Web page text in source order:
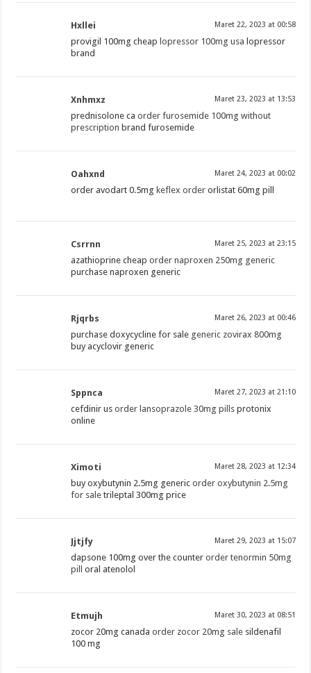
Hxllei Maret 22, 2023 at 00:58
provigil 100mg cheap lopressor 100mg usa lopressor
brand
Xnhmxz Maret 23, 2023 at 13:53
prednisolone caorder furosemide 100mg without
prescription brand furosemide
Oahxnd Maret 24, 2023 at 00:02
order avodart 0.5mg keflex order orlistat 60mg pill
Csrrnn Maret 25, 2023 at 23:15
azathioprine cheaporder naproxen 250mg generic
purchase naproxen generic
Rjqrbs Maret 26, 2023 at 00:46
purchase doxycycline for sale generic zovirax 800mg
buy acyclovir generic
Sppnca Maret 27, 2023 at 21:10
cefdinir usorder lansoprazole 30mg pills protonix
online
Ximoti Maret 28, 2023 at 12:34
buy oxybutynin 2.5mg genericorder oxybutynin 2.5mg
for sale trileptal 300mg price
Jjtjfy Maret 29, 2023 at 15:07
dapsone 100mg over the counterorder tenormin 50mg
pill
oral atenolol
Etmujh Maret 30, 2023 at 08:51
zocor 20mg canadaorder zocor 20mg sale sildenafil
100 mg